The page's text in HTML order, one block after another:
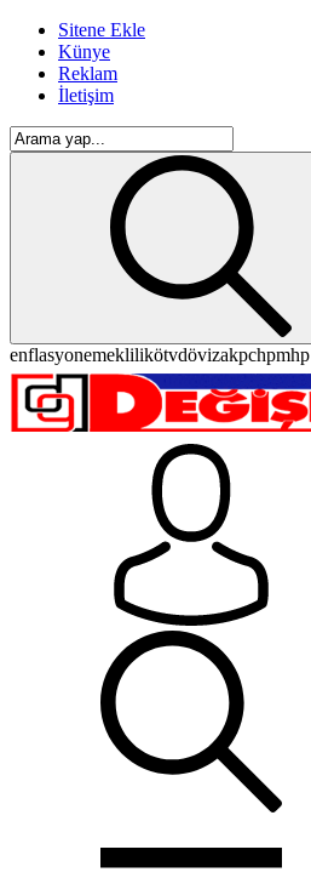
Sitene Ekle
Künye
Reklam
İletişim
enflasyonemeklilikötvdövizakpchpmhp